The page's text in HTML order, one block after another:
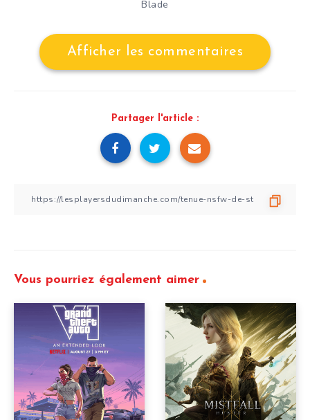
Blade
Afficher les commentaires
Partager l'article :
Vous pourriez également aimer